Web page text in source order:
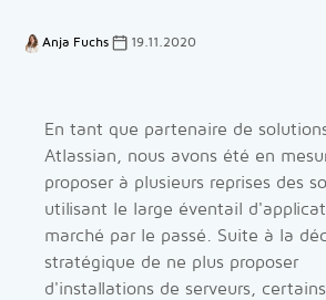
À propos de nous
Anja Fuchs 19.11.2020
En tant que partenaire de
Atlassian, nous avons été en
proposer à plusieurs reprises des
utilisant le large éventail
marché par le passé. Suite à la
stratégique de ne plus proposer
d'installations de serveurs,